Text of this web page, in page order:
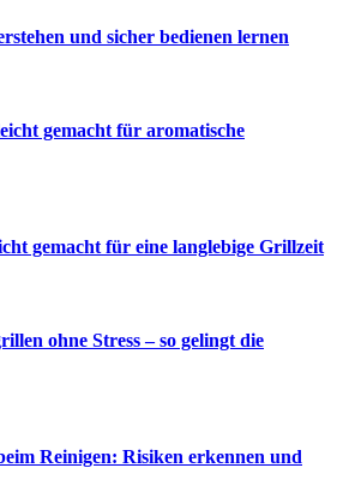
und sicher bedienen lernen
gemacht für aromatische
gemacht für eine langlebige Grillzeit
ohne Stress – so gelingt die
Reinigen: Risiken erkennen und